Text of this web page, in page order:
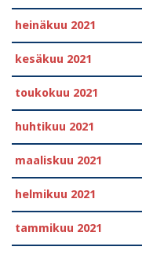
heinäkuu 2021
kesäkuu 2021
toukokuu 2021
huhtikuu 2021
maaliskuu 2021
helmikuu 2021
tammikuu 2021